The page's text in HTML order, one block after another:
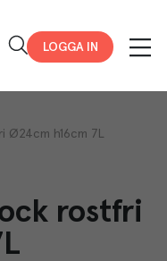
LOGGA IN
Ø24cm h16cm 7L
rostfri